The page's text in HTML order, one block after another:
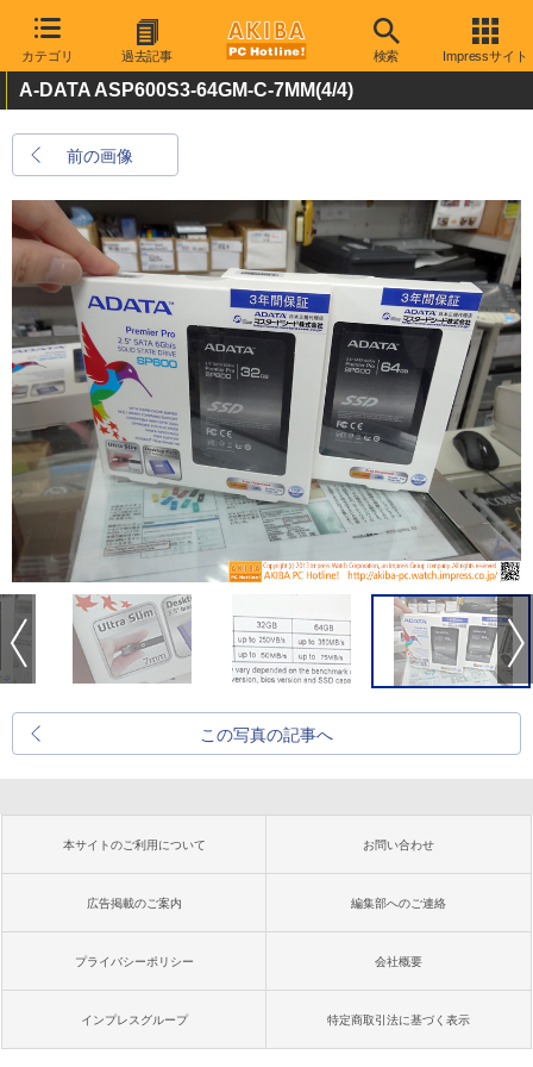
カテゴリ 過去記事 検索 Impressサイト
A-DATA ASP600S3-64GM-C-7MM(4/4)
前の画像
この写真の記事へ
本サイトのご利用について お問い合わせ
広告掲載のご案内 編集部へのご連絡
プライバシーポリシー 会社概要
インプレスグループ 特定商取引法に基づく表示